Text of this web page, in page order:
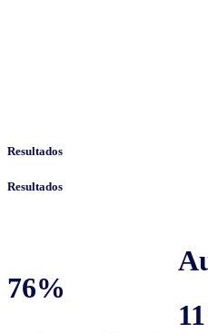
Resultados
Resultados
76%